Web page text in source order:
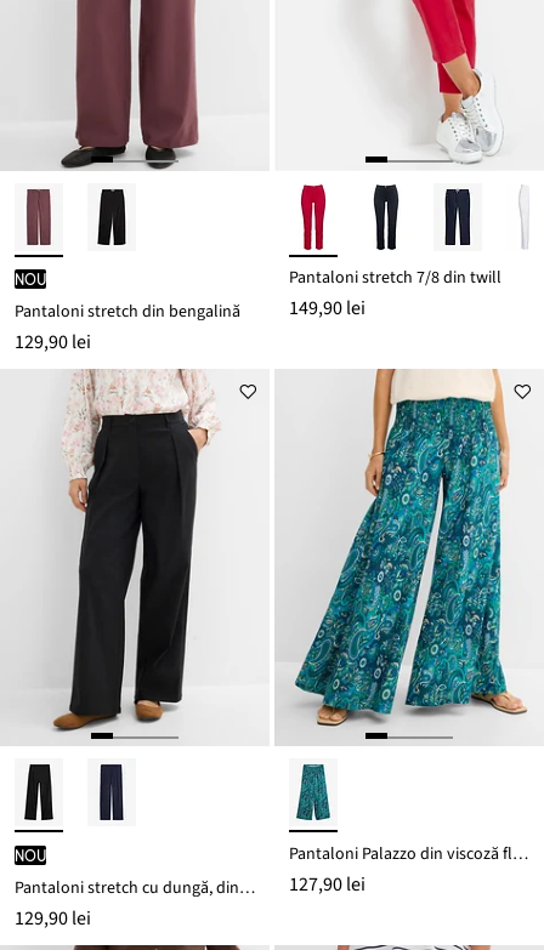
nou
Pantaloni stretch din bengalină
129,90 lei
Pantaloni stretch 7/8 din twill
149,90 lei
nou
Pantaloni stretch cu dungă, din bengalină
129,90 lei
Pantaloni Palazzo din viscoză fluidă
127,90 lei